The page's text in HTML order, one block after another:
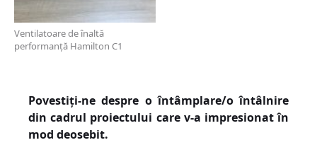
Ventilatoare de înaltă
performanță Hamilton C1
Povestiți-ne despre o întâmplare/o întâlnire
din cadrul proiectului care v-a impresionat în
mod deosebit.